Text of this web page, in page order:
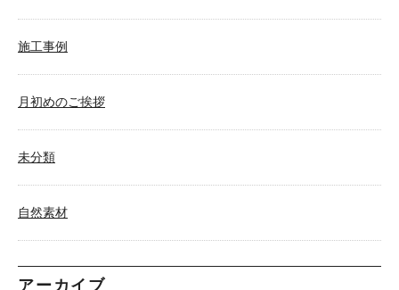
施工事例
月初めのご挨拶
未分類
自然素材
アーカイブ